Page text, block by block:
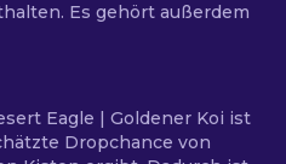
Es gehört außerdem
Eagle | Goldener Koi ist
Dropchance von